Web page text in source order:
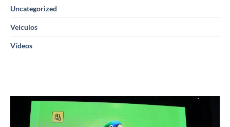
Uncategorized
Veículos
Vídeos